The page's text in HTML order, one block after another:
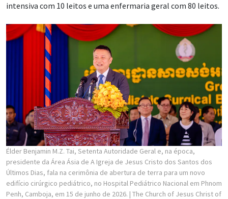
intensiva com 10 leitos e uma enfermaria geral com 80 leitos.
Élder Benjamin M.Z. Tai, Setenta Autoridade Geral e, na época,
presidente da Área Ásia de A Igreja de Jesus Cristo dos Santos dos
Últimos Dias, fala na cerimônia de abertura de terra para um novo
edifício cirúrgico pediátrico, no Hospital Pediátrico Nacional em Phnom
Penh, Camboja, em 15 de junho de 2026. | The Church of Jesus Christ of